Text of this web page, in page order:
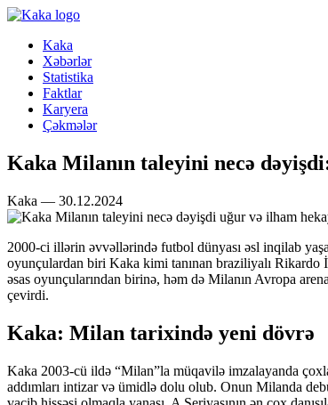
Kaka
Xəbərlər
Statistika
Faktlar
Karyera
Çəkmələr
Kaka Milanın taleyini necə
Kaka — 30.12.2024
2000-ci illərin əvvəllərində futbol dünyası əsl inqilab
oyunçulardan biri Kaka kimi tanınan braziliyalı
əsas oyunçularından birinə, həm də Milanın Avropa
çevirdi.
Kaka: Milan tarixində yeni dövrə
Kaka 2003-cü ildə “Milan”la müqavilə imzalayanda
addımları intizar və ümidlə dolu olub. Onun Milanda